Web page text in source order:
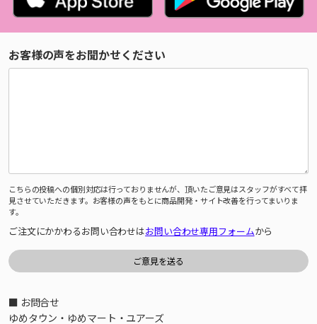
お客様の声をお聞かせください
こちらの投稿への個別対応は行っておりませんが、頂いたご意見はスタッフがすべて拝
見させていただきます。お客様の声をもとに商品開発・サイト改善を行ってまいりま
す。
ご注文にかかわるお問い合わせはお問い合わせ専用フォームから
■ お問合せ
ゆめタウン・ゆめマート・ユアーズ